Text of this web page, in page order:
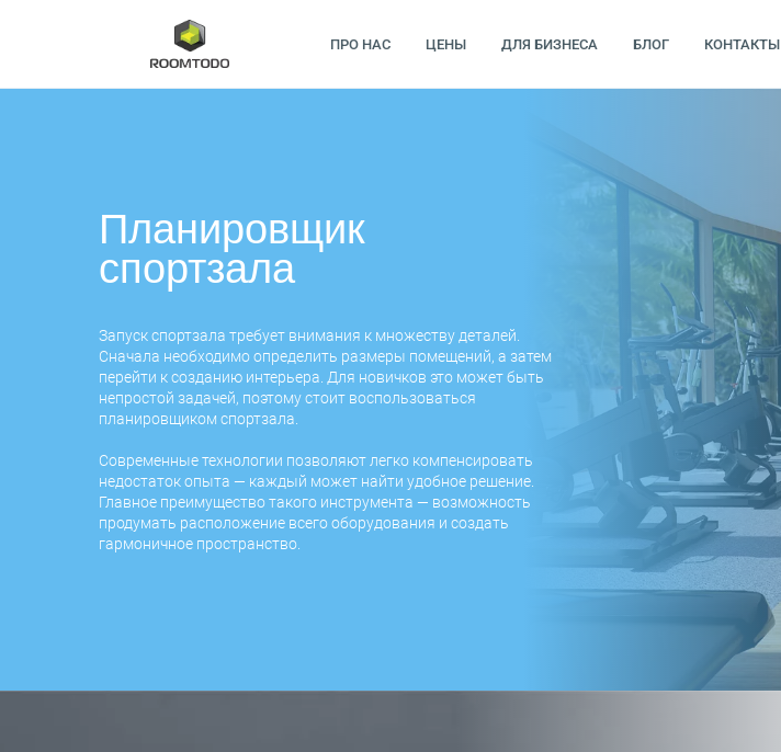
ПРО НАС ЦЕНЫ ДЛЯ БИЗНЕСА БЛОГ КОНТАКТЫ
Планировщик
спортзала
Запуск спортзала требует внимания к множеству деталей.
Сначала необходимо определить размеры помещений, а затем
перейти к созданию интерьера. Для новичков это может быть
непростой задачей, поэтому стоит воспользоваться
планировщиком спортзала.
Современные технологии позволяют легко компенсировать
недостаток опыта — каждый может найти удобное решение.
Главное преимущество такого инструмента — возможность
продумать расположение всего оборудования и создать
гармоничное пространство.